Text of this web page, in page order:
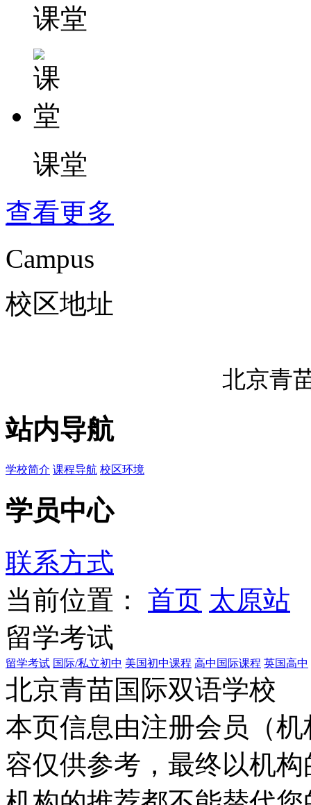
课堂
课堂
查看更多
Campus
校区地址
北京青
站内导航
学校简介 课程导航 校区环境
学员中心
联系方式
当前位置：
首页 太原站
留学考试
留学考试 国际/私立初中 美国初中课程 高中国际课程 英国高中
北京青苗国际双语学校
本页信息由注册会员（
容仅供参考，最终以机